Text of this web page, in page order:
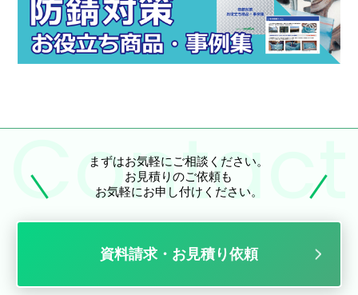
まずはお気軽にご相談ください。
お見積りのご依頼も
お気軽にお申し付けください。
資料請求・お見積り依頼